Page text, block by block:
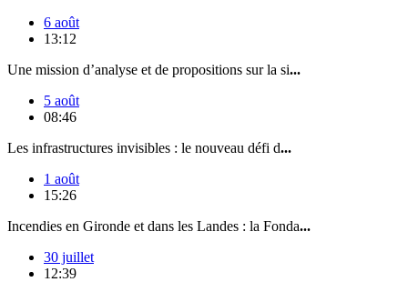
6 août
13:12
Une mission d’analyse et de propositions sur la si...
5 août
08:46
Les infrastructures invisibles : le nouveau défi d...
1 août
15:26
Incendies en Gironde et dans les Landes : la Fonda...
30 juillet
12:39